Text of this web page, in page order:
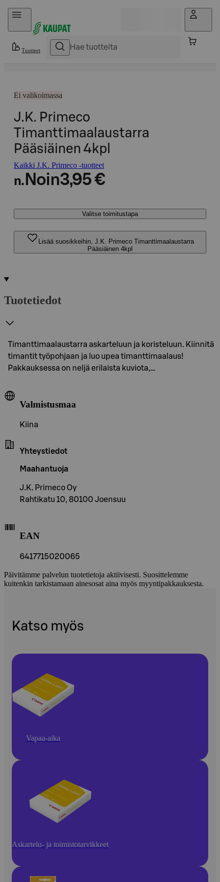
Hyppää sisältöön
Tuotteet
Ei valikoimassa
J.K. Primeco
Timanttimaalaustarra
Pääsiäinen 4kpl
Kaikki J.K. Primeco -tuotteet
n. Noin3,95 €
Valitse toimitustapa
Lisää suosikkeihin, J.K. Primeco Timanttimaalaustarra
Pääsiäinen 4kpl
Tuotetiedot
Timanttimaalaustarra askarteluun ja koristeluun. Kiinnitä
timantit työpohjaan ja luo upea timanttimaalaus!
Pakkauksessa on neljä erilaista kuviota,…
Valmistusmaa
Kiina
Yhteystiedot
Maahantuoja
J.K. Primeco Oy
Rahtikatu 10, 80100 Joensuu
EAN
6417715020065
Päivitämme palvelun tuotetietoja aktiivisesti. Suosittelemme
kuitenkin tarkistamaan ainesosat aina myös myyntipakkauksesta.
Katso myös
Vapaa-aika
Askartelu- ja toimistotarvikkeet